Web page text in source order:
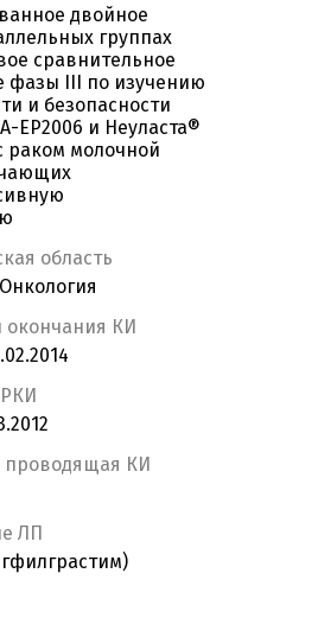
двойное
группах
сравнительное
фазы III по изучению
и безопасности
EP2006 и Неуласта®
раком молочной
область
окончания КИ
проводящая КИ
ЛП